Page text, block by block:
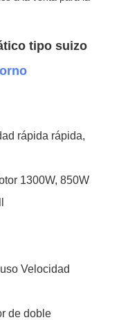
tipo suizo
rápida rápida,
1300W, 850W
Velocidad
de doble